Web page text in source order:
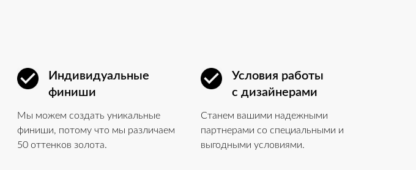
Индивидуальные
финиши
Мы можем создать уникальные
финиши, потому что мы различаем
50 оттенков золота.
Условия работы
с дизайнерами
Станем вашими надежными
партнерами со специальными и
выгодными условиями.